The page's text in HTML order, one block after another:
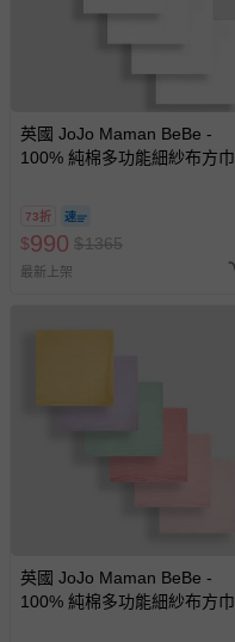
英國 JoJo Maman BeBe -
100% 純棉多功能細紗布方巾/
73折
$990 $1365
最新上架
英國 JoJo Maman BeBe -
100% 純棉多功能細紗布方巾/